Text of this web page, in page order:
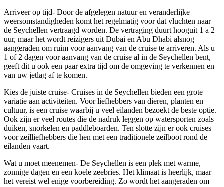
Arriveer op tijd- Door de afgelegen natuur en veranderlijke
weersomstandigheden komt het regelmatig voor dat vluchten naar
de Seychellen vertraagd worden. De vertraging duurt hooguit 1 a 2
uur, maar het wordt reizigers uit Dubai en Abu Dhabi alsnog
aangeraden om ruim voor aanvang van de cruise te arriveren. Als u
1 of 2 dagen voor aanvang van de cruise al in de Seychellen bent,
geeft dit u ook een paar extra tijd om de omgeving te verkennen en
van uw jetlag af te komen.
Kies de juiste cruise- Cruises in de Seychellen bieden een grote
variatie aan activiteiten. Voor liefhebbers van dieren, planten en
cultuur, is een cruise waarbij u veel eilanden bezoekt de beste optie.
Ook zijn er veel routes die de nadruk leggen op watersporten zoals
duiken, snorkelen en paddleboarden. Ten slotte zijn er ook cruises
voor zeilliefhebbers die hen met een traditionele zeilboot rond de
eilanden vaart.
Wat u moet meenemen- De Seychellen is een plek met warme,
zonnige dagen en een koele zeebries. Het klimaat is heerlijk, maar
het vereist wel enige voorbereiding. Zo wordt het aangeraden om